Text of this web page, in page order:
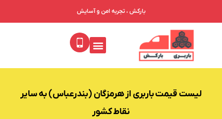
بارکش ، تجربه امن و آسایش
لیست قیمت باربری از هرمزگان (بندرعباس) به سایر
نقاط کشور